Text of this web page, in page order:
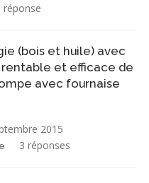
réponse
(bois et huile) avec
et efficace de
avec fournaise
2015
3 réponses